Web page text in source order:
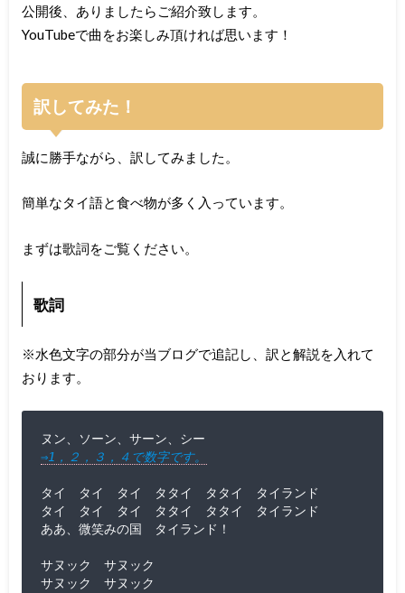
公開後、ありましたらご紹介致します。
YouTubeで曲をお楽しみ頂ければ思います！
訳してみた！
誠に勝手ながら、訳してみました。
簡単なタイ語と食べ物が多く入っています。
まずは歌詞をご覧ください。
歌詞
※水色文字の部分が当ブログで追記し、訳と解説を入れて
おります。
⇒1，２，３，４で数字です。
タイ　タイ　タイ　タタイ　タタイ　タイランド
タイ　タイ　タイ　タタイ　タタイ　タイランド
ああ、微笑みの国　タイランド！
サヌック　サヌック